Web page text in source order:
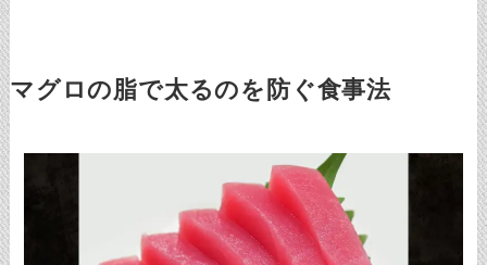
マグロの脂で太るのを防ぐ食事法